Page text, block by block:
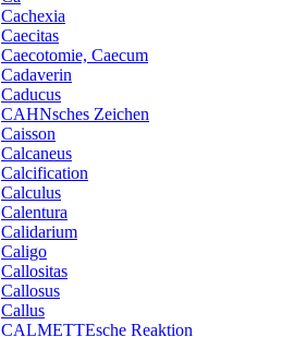
Cachexia
Caecitas
Caecotomie, Caecum
Cadaverin
Caducus
CAHNsches Zeichen
Caisson
Calcaneus
Calcification
Calculus
Calentura
Calidarium
Caligo
Callositas
Callosus
Callus
CALMETTEsche Reaktion